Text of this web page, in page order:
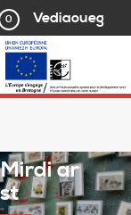
0 Vediaoueg
ar